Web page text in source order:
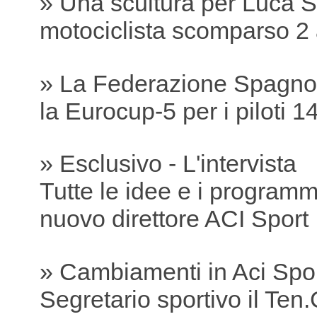
motociclista scomparso 2
» La Federazione
la Eurocup-5 per i piloti
» Esclusivo - L'intervista
Tutte le idee e i
nuovo direttore ACI Sport
» Cambiamenti in Aci
Segretario sportivo il